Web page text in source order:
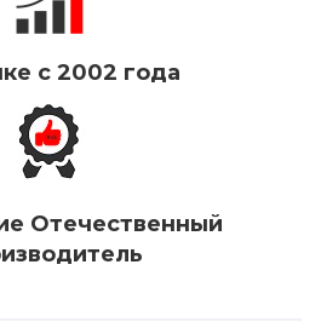
с 2002 года
Отечественный